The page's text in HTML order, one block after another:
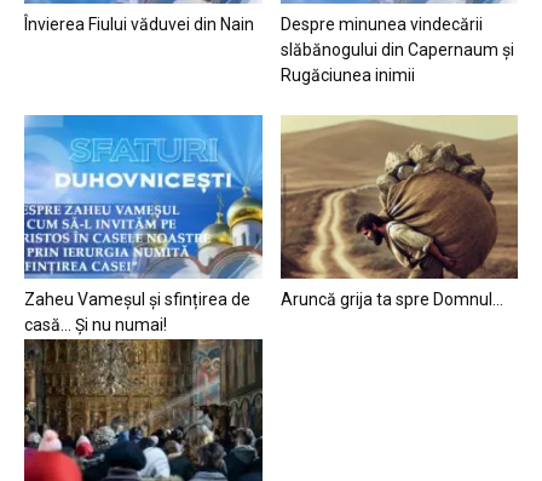
Învierea Fiului văduvei din Nain
Despre minunea vindecării
slăbănogului din Capernaum și
Rugăciunea inimii
Zaheu Vameșul și sfințirea de
casă… Și nu numai!
Aruncă grija ta spre Domnul…